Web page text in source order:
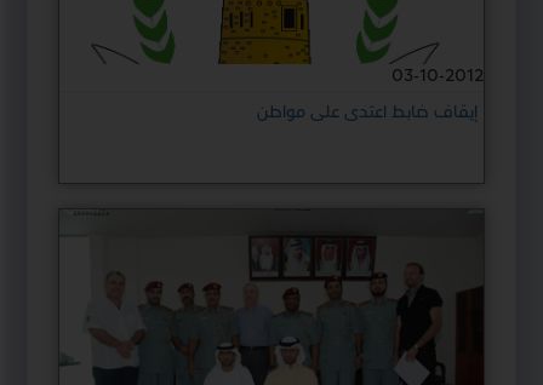
03-10-2012
إيقاف ضابط اعتدى على مواطن